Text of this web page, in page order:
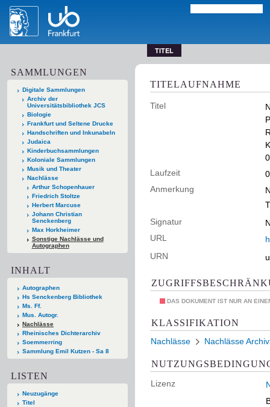
TITEL
SAMMLUNGEN
Digitale Sammlungen
Archiv der
Universitätsbibliothek JCS
Biologie
Frankfurt und Seltene Drucke
Handschriften und Inkunabeln
Judaica
Kinderbuchsammlungen
Koloniale Sammlungen
Musik und Theater
Nachlässe
Arthur Schopenhauer
Friedrich Stoltze
Herbert Marcuse
Johann Christian
Senckenberg
Max Horkheimer
Sonstige Nachlässe und
Autographen
INHALT
Autographen
Hs Senckenberg Bibliothek
Ms. Ff.
Mus. Autogr.
Nachlässe
Rheinisches Dichterarchiv
Soemmerring
Sammlung Emil Kutzen - Sa 8
LISTEN
Neuzugänge
Titel
TITELAUFNAHME
Titel
Laufzeit
Anmerkung
Signatur
URL
URN
DAS DOKUMENT IST NUR AN
KLASSIFIKATION
Nachlässe Nachlässe
Lizenz